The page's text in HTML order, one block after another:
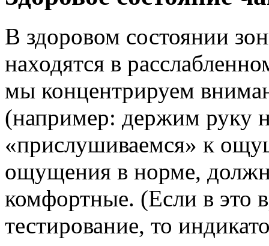
В здоровом состоянии
находятся в
мы концентрируем
(например: держим руку
«прислушиваемся» к
ощущения в норме,
комфортные. (Если в это
тестирование, то